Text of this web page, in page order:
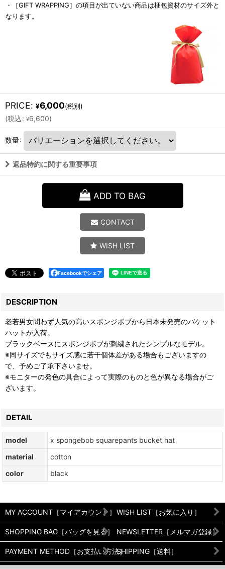
・［GIFT WRAPPING］の項目が出ていない商品は梱包資材のサイズ外と
なります。
PRICE: ¥6,000(税別)
(税込: ¥6,600)
数量:
返品特約に関する重要事項
ADD TO BAG
CONTACT
WISH LIST
Facebookでシェア
DESCRIPTION
老若男女問わず人気の高いスポンジボブから日本未発売のバケット
ハットが入荷。
ブラックベースにスポンジボブが刺繍されたシンプルなモデル。
※同サイズでもサイズ感に若干個体差がある場合もございますの
で、予めご了承下さいませ。
※モニターの発色の具合によって実際のものと色が異なる場合がご
ざいます。
DETAIL
model
x spongebob squarepants bucket hat
material
cotton
color
black
MY ACCOUNT［マイアカウント］ WISH LIST［お気に入り］
SHOPPING BAG［バッグを見る］ NEWSLETTER［メルマガ登録］
PAYMENT METHOD［お支払い方法］SHIPPING［送料］